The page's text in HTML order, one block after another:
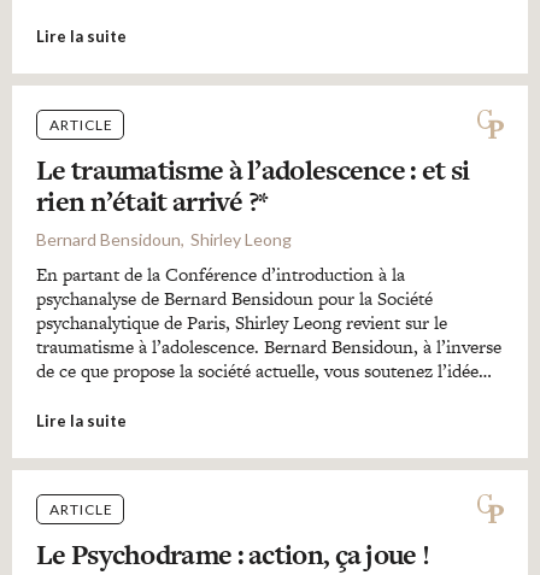
Lire la suite
ARTICLE
Le traumatisme à l’adolescence : et si
rien n’était arrivé ?*
Bernard Bensidoun Shirley Leong
En partant de la Conférence d’introduction à la
psychanalyse de Bernard Bensidoun pour la Société
psychanalytique de Paris, Shirley Leong revient sur le
traumatisme à l’adolescence. Bernard Bensidoun, à l’inverse
de ce que propose la société actuelle, vous soutenez l’idée…
Lire la suite
ARTICLE
Le Psychodrame : action, ça joue !